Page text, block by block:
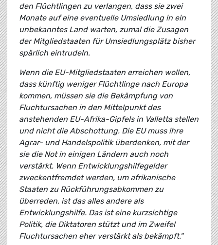
den Flüchtlingen zu verlangen, dass sie zwei
Monate auf eine eventuelle Umsiedlung in ein
unbekanntes Land warten, zumal die Zusagen
der Mitgliedstaaten für Umsiedlungsplätz bisher
spärlich eintrudeln.
Wenn die EU-Mitgliedstaaten erreichen wollen,
dass künftig weniger Flüchtlinge nach Europa
kommen, müssen sie die Bekämpfung von
Fluchtursachen in den Mittelpunkt des
anstehenden EU-Afrika-Gipfels in Valletta stellen
und nicht die Abschottung. Die EU muss ihre
Agrar- und Handelspolitik überdenken, mit der
sie die Not in einigen Ländern auch noch
verstärkt. Wenn Entwicklungshilfegelder
zweckentfremdet werden, um afrikanische
Staaten zu Rückführungsabkommen zu
überreden, ist das alles andere als
Entwicklungshilfe. Das ist eine kurzsichtige
Politik, die Diktatoren stützt und im Zweifel
Fluchtursachen eher verstärkt als bekämpft."